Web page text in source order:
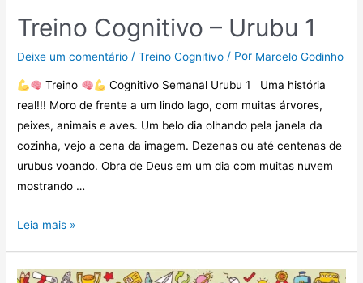
Treino Cognitivo – Urubu 1
Deixe um comentário /Treino Cognitivo / Por Marcelo Godinho
Treino
Cognitivo Semanal Urubu 1 Uma história
real!!! Moro de frente a um lindo lago, com muitas árvores,
peixes, animais e aves. Um belo dia olhando pela janela da
cozinha, vejo a cena da imagem. Dezenas ou até centenas de
urubus voando. Obra de Deus em um dia com muitas nuvem
mostrando …
Leia mais »